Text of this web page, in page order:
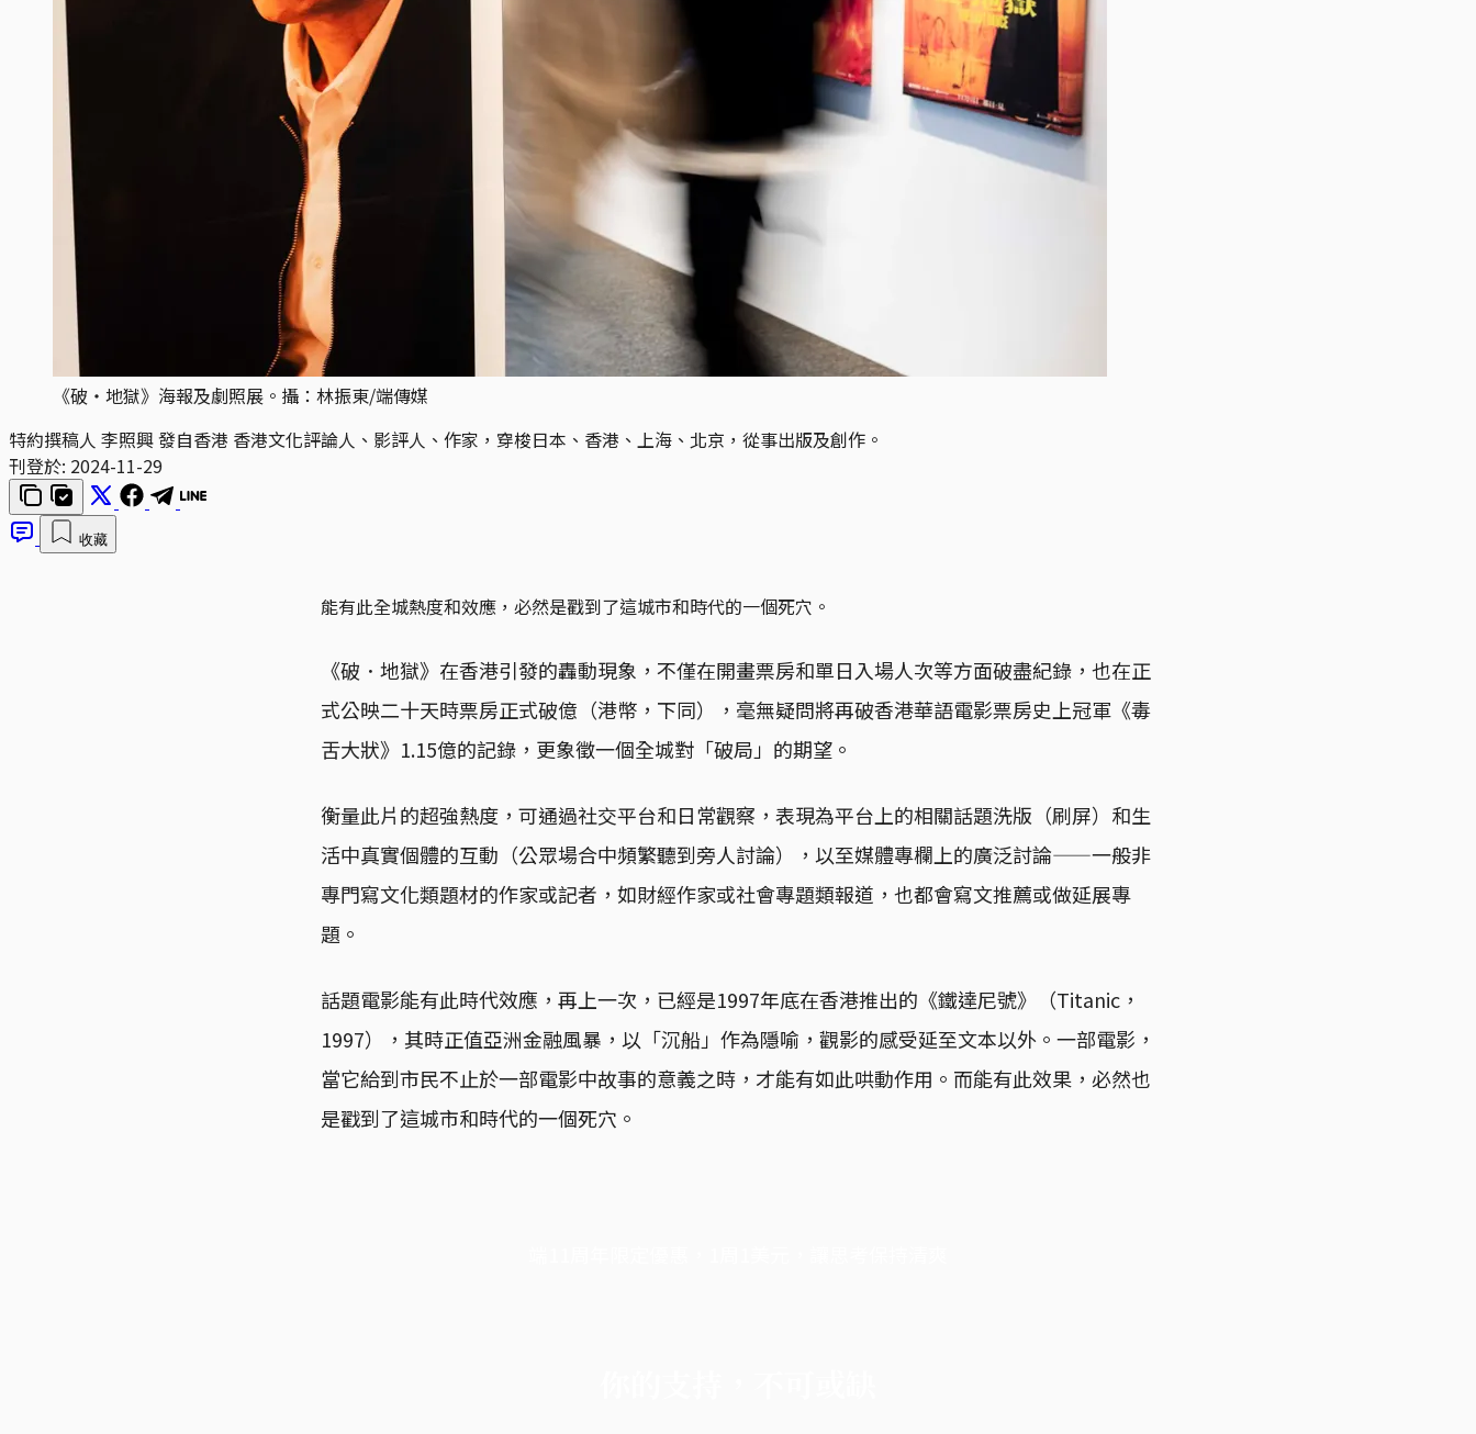
《破‧地獄》海報及劇照展。攝：林振東/端傳媒
特約撰稿人 李照興 發自香港 香港文化評論人、影評人、作家，穿梭日本、香港、上海、北京，從事出版及創作。
刊登於: 2024-11-29
收藏
能有此全城熱度和效應，必然是戳到了這城市和時代的一個死穴。
《破．地獄》在香港引發的轟動現象，不僅在開畫票房和單日入場人次等方面破盡紀錄，也在正
式公映二十天時票房正式破億（港幣，下同），毫無疑問將再破香港華語電影票房史上冠軍《毒
舌大狀》1.15億的記錄，更象徵一個全城對「破局」的期望。
衡量此片的超強熱度，可通過社交平台和日常觀察，表現為平台上的相關話題洗版（刷屏）和生
活中真實個體的互動（公眾場合中頻繁聽到旁人討論），以至媒體專欄上的廣泛討論——一般非
專門寫文化類題材的作家或記者，如財經作家或社會專題類報道，也都會寫文推薦或做延展專
題。
話題電影能有此時代效應，再上一次，已經是1997年底在香港推出的《鐵達尼號》（Titanic，
1997），其時正值亞洲金融風暴，以「沉船」作為隱喻，觀影的感受延至文本以外。一部電影，
當它給到市民不止於一部電影中故事的意義之時，才能有如此哄動作用。而能有此效果，必然也
是戳到了這城市和時代的一個死穴。